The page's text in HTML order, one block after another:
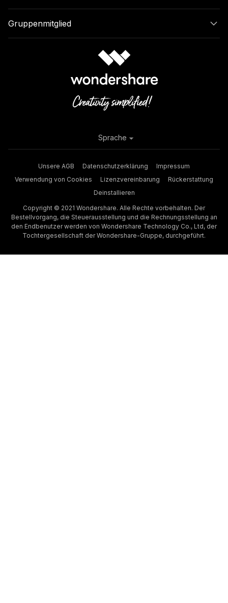
Gruppenmitglied
Unsere AGB Datenschutzerklärung
Impressum
Verwendung von Cookies
Lizenzvereinbarung
Rückerstattung
Deinstallieren
Copyright © 2021 Wondershare. Alle Rechte vorbehalten. Der
Bestellvorgang, die Steuerausstellung und die Rechnungsstellung an
den Endbenutzer werden von Wondershare Technology Co., Ltd, der
Tochtergesellschaft der Wondershare-Gruppe, durchgeführt.
Sprache